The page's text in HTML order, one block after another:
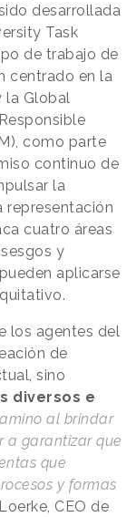
desarrollada
Task
de trabajo de
centrado en la
la Global
como parte
continuo de
la
representación
cuatro áreas
y
aplicarse
los agentes del
de
sino
diversos e
al brindar
a garantizar que
que
y formas
CEO de